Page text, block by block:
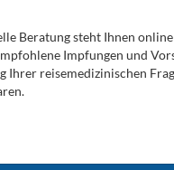
Beratung steht Ihnen
Impfungen und
Ihrer reisemedizinischen